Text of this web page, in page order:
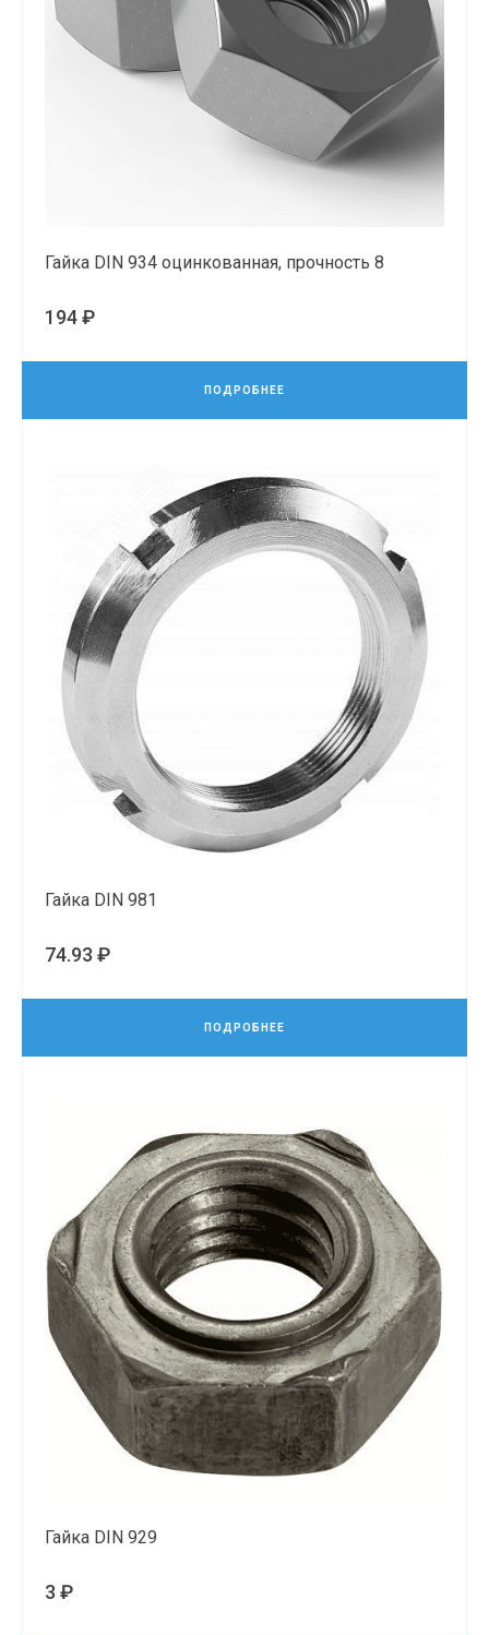
Гайка DIN 934 оцинкованная, прочность 8
194 ₽
ПОДРОБНЕЕ
Гайка DIN 981
74.93 ₽
ПОДРОБНЕЕ
Гайка DIN 929
3 ₽